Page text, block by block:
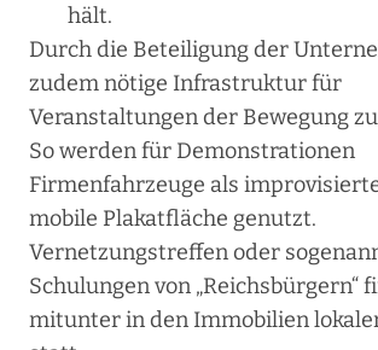
hält.
Durch die Beteiligung der
zudem nötige Infrastruktur für
Veranstaltungen der Bewegung
So werden für Demonstrationen
Firmenfahrzeuge als
mobile Plakatfläche genutzt.
Vernetzungstreffen oder
Schulungen von „Reichsbürgern“
mitunter in den Immobilien